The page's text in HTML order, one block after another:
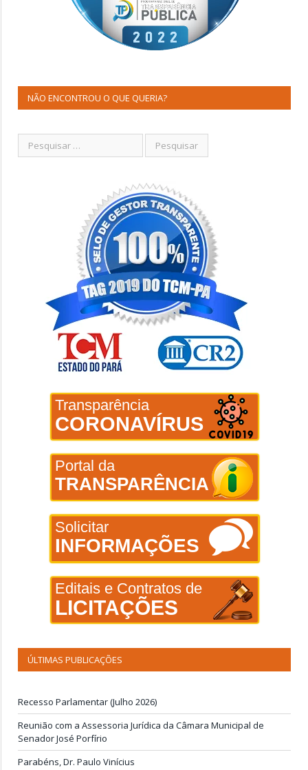
NÃO ENCONTROU O QUE QUERIA?
Transparência
CORONAVÍRUS
Portal da
TRANSPARÊNCIA
Solicitar
INFORMAÇÕES
Editais e Contratos de
LICITAÇÕES
ÚLTIMAS PUBLICAÇÕES
Recesso Parlamentar (Julho 2026)
Reunião com a Assessoria Jurídica da Câmara Municipal de
Senador José Porfírio
Parabéns, Dr. Paulo Vinícius